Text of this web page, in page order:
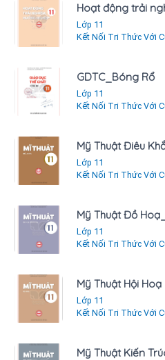
Hoạt động trải
Lớp 11
Kết Nối Tri Thức Với
GDTC_Bóng Rổ
Lớp 11
Kết Nối Tri Thức Với
Mỹ Thuật Điêu
Lớp 11
Kết Nối Tri Thức Với
Mỹ Thuật Đồ
Lớp 11
Kết Nối Tri Thức Với
Mỹ Thuật Hội Hoạ
Lớp 11
Kết Nối Tri Thức Với
Mỹ Thuật Kiến